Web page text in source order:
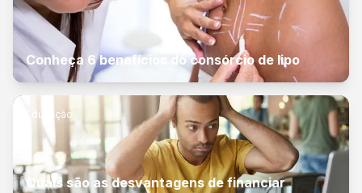
Conheça 6 benefícios do consórcio de lipo
Educação
Quais são as desvantagens de financiar